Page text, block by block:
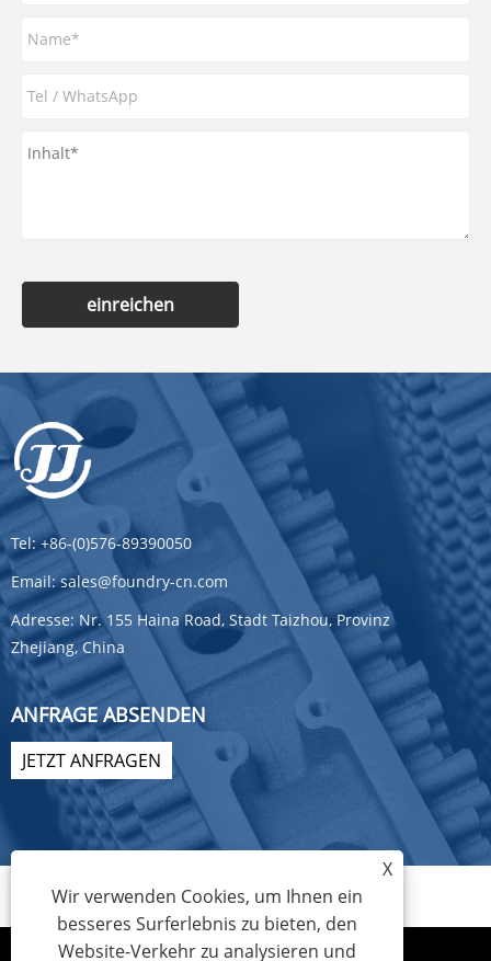
einreichen
Tel: +86-(0)576-89390050
Email: sales@foundry-cn.com
Adresse: Nr. 155 Haina Road, Stadt Taizhou, Provinz
Zhejiang, China
ANFRAGE ABSENDEN
JETZT ANFRAGEN
X
Wir verwenden Cookies, um Ihnen ein
besseres Surferlebnis zu bieten, den
Website-Verkehr zu analysieren und